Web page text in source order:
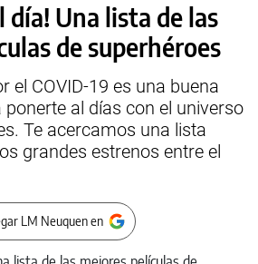
día! Una lista de las
de superhéroes
el COVID-19 es una buena
al días con el universo
Te acercamos una lista
grandes estrenos entre el
LM Neuquen en